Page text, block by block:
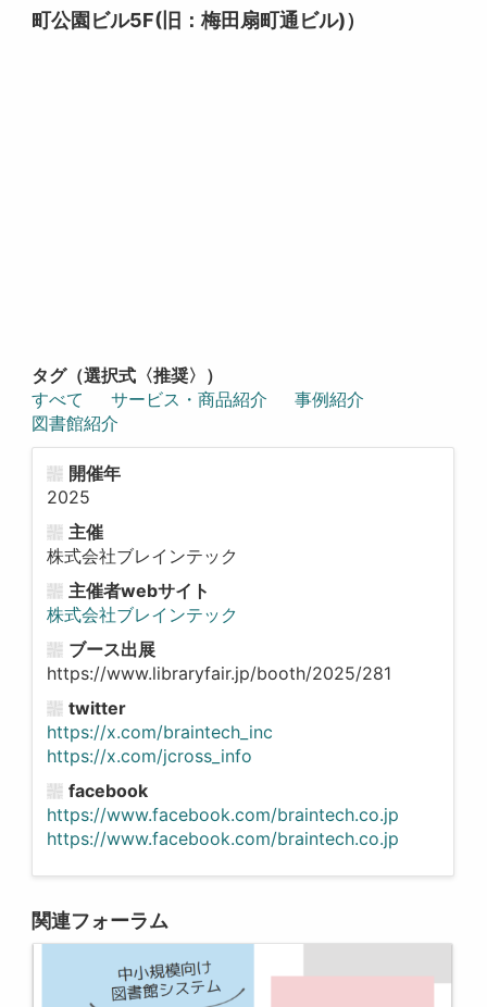
町公園ビル5F(旧：梅田扇町通ビル)）
タグ（選択式〈推奨〉）
すべて
サービス・商品紹介
事例紹介
図書館紹介
開催年
2025
主催
株式会社ブレインテック
主催者webサイト
株式会社ブレインテック
ブース出展
https://www.libraryfair.jp/booth/2025/281
twitter
https://x.com/braintech_inc
https://x.com/jcross_info
facebook
https://www.facebook.com/braintech.co.jp
https://www.facebook.com/braintech.co.jp
関連フォーラム